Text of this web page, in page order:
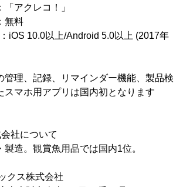
アクレコ！」
料
iOS 10.0以上/Android 5.0以上 (2017年
理、記録、リマインダー機能、製品検
スマホ用アプリは国内初となります
社について
造。観賞魚用品では国内1位。
ス株式会社